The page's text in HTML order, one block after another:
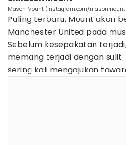
Mason Mount (instagram.com/
Paling terbaru, Mount akan
Manchester United pada
Sebelum kesepakatan
memang terjadi dengan
sering kali mengajukan